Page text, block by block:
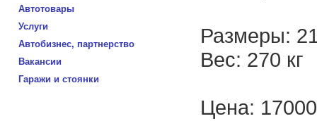
Автотовары
Услуги
Автобизнес, партнерство
Вакансии
Гаражи и стоянки
Размеры:
Вес: 270 кг
Цена: